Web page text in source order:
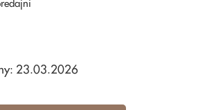
23.03.2026